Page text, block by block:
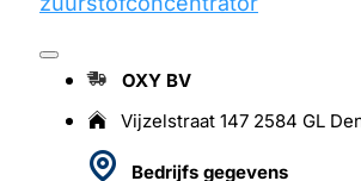
OXY BV
Vijzelstraat 147 2584 GL
Bedrijfs gegevens